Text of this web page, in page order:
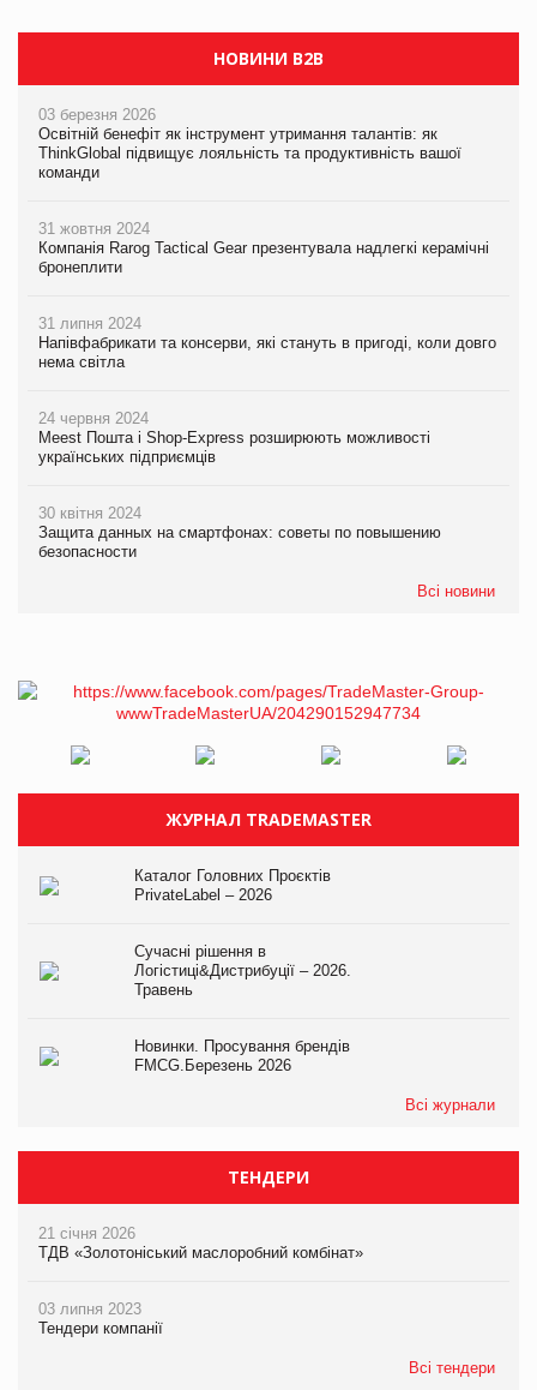
НОВИНИ B2B
03 березня 2026
Освітній бенефіт як інструмент утримання талантів: як
ThinkGlobal підвищує лояльність та продуктивність вашої
команди
31 жовтня 2024
Компанія Rarog Tactical Gear презентувала надлегкі керамічні
бронеплити
31 липня 2024
Напівфабрикати та консерви, які стануть в пригоді, коли довго
нема світла
24 червня 2024
Meest Пошта і Shop-Express розширюють можливості
українських підприємців
30 квітня 2024
Защита данных на смартфонах: советы по повышению
безопасности
Всі новини
ЖУРНАЛ TRADEMASTER
Каталог Головних Проєктів
PrivateLabel – 2026
Сучасні рішення в
Логістиці&Дистрибуції – 2026.
Травень
Новинки. Просування брендів
FMCG.Березень 2026
Всі журнали
ТЕНДЕРИ
21 січня 2026
ТДВ «Золотоніський маслоробний комбінат»
03 липня 2023
Тендери компанії
Всі тендери